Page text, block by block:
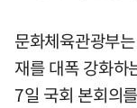
문화체육관광부
재를 대폭 강화하
7일 국회 본회의